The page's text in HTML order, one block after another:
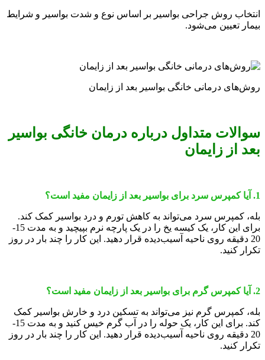
انتخاب روش جراحی بواسیر بر اساس نوع و شدت بواسیر و شرایط
بیمار تعیین می‌شود.
روش‌های درمانی خانگی بواسیر بعد از زایمان
سوالات متداول درباره درمان خانگی بواسیر
بعد از زایمان
1. آیا کمپرس سرد برای بواسیر بعد از زایمان مفید است؟
بله، کمپرس سرد می‌تواند به کاهش تورم و درد بواسیر کمک کند.
برای این کار، یک کیسه یخ را در یک پارچه نرم بپیچید و به مدت 15-
20 دقیقه روی ناحیه آسیب‌دیده قرار دهید. این کار را چند بار در روز
تکرار کنید.
2. آیا کمپرس گرم برای بواسیر بعد از زایمان مفید است؟
بله، کمپرس گرم نیز می‌تواند به تسکین درد و خارش بواسیر کمک
کند. برای این کار، یک حوله را در آب گرم خیس کنید و به مدت 15-
20 دقیقه روی ناحیه آسیب‌دیده قرار دهید. این کار را چند بار در روز
تکرار کنید.